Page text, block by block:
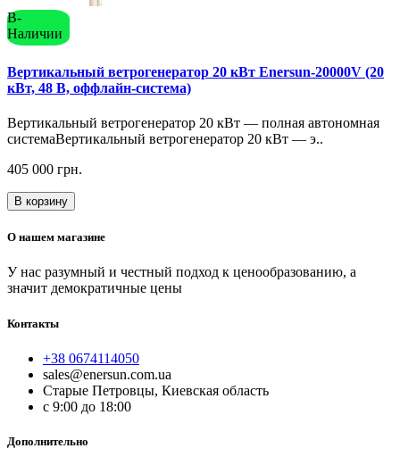
В-
Наличии
Вертикальный ветрогенератор 20 кВт Enersun-20000V (20
кВт, 48 В, оффлайн-система)
Вертикальный ветрогенератор 20 кВт — полная автономная
системаВертикальный ветрогенератор 20 кВт — э..
405 000 грн.
В корзину
О нашем магазине
У нас разумный и честный подход к ценообразованию, а
значит демократичные цены
Контакты
+38 0674114050
sales@enersun.com.ua
Старые Петровцы, Киевская область
c 9:00 до 18:00
Дополнительно